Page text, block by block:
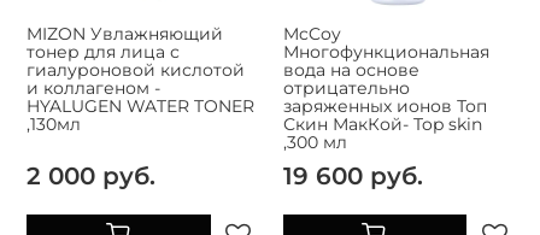
MIZON Увлажняющий
тонер для лица с
гиалуроновой кислотой
и коллагеном -
HYALUGEN WATER TONER
,130мл
2 000 руб.
McCoy
Многофункциональная
вода на основе
отрицательно
заряженных ионов Топ
Скин МакКой- Top skin
,300 мл
19 600 руб.